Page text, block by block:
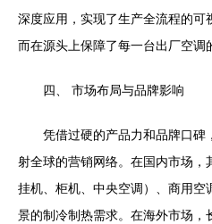
深度应用，实现了生产全流程的可
而在源头上保障了每一台出厂空调
四、 市场布局与品牌影响
凭借过硬的产品力和品牌口碑
射全球的营销网络。在国内市场
挂机、柜机、中央空调）、商用空
景的制冷制热需求。在海外市场，